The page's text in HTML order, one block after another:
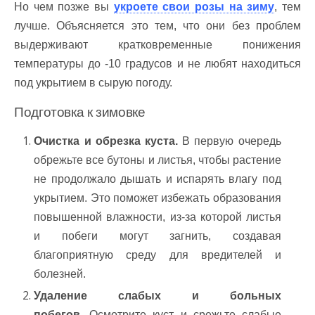
Но чем позже вы укроете свои розы на зиму, тем
лучше. Объясняется это тем, что они без проблем
выдерживают кратковременные понижения
температуры до -10 градусов и не любят находиться
под укрытием в сырую погоду.
Подготовка к зимовке
Очистка и обрезка куста. В первую очередь
обрежьте все бутоны и листья, чтобы растение
не продолжало дышать и испарять влагу под
укрытием. Это поможет избежать образования
повышенной влажности, из-за которой листья
и побеги могут загнить, создавая
благоприятную среду для вредителей и
болезней.
Удаление слабых и больных